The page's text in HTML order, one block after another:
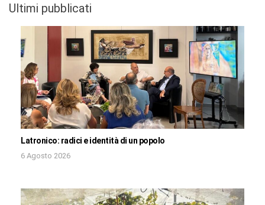
Ultimi pubblicati
Latronico: radici e identità di un popolo
6 Agosto 2026